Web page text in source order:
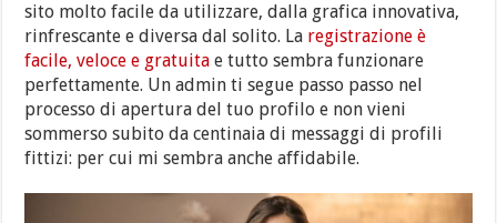
sito molto facile da utilizzare, dalla grafica innovativa,
rinfrescante e diversa dal solito. La registrazione è
facile, veloce e gratuita e tutto sembra funzionare
perfettamente. Un admin ti segue passo passo nel
processo di apertura del tuo profilo e non vieni
sommerso subito da centinaia di messaggi di profili
fittizi: per cui mi sembra anche affidabile.